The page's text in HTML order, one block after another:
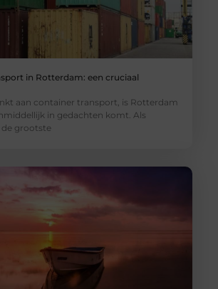
in Rotterdam: een cruciaal
aan container transport, is Rotterdam
in gedachten komt. Als
de grootste